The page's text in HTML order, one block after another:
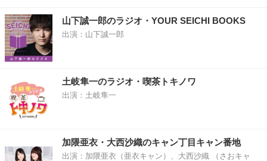
山下誠一郎のラジオ・YOUR SEICHI BOOKS
出演：山下誠一郎
土岐隼一のラジオ・喫茶トキノワ
出演：土岐隼一
加隈亜衣・大西沙織のキャン丁目キャン番地
出演：加隈亜衣（亜衣キャン）、大西沙織 （さおキャ